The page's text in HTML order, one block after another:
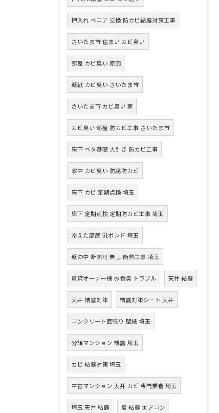
押入れ ベニア 交換 防カビ結露対策工事
さいたま市 住まい カビ臭い
部屋 カビ臭い 原因
壁紙 カビ臭い さいたま市
さいたま市 カビ臭い 家
カビ臭い 部屋 防カビ工事 さいたま市
床下 ベタ基礎 大引き 防カビ工事
家中 カビ臭い 防腐防カビ
床下 カビ 定期点検 埼玉
床下 定期点検 定期防カビ工事 埼玉
冷えた部屋 GLボンド 埼玉
壁の中 断熱材 無し 断熱工事 埼玉
賃貸オーナー様 お香臭 トラブル 天井 結露
天井 結露対策 結露対策シート 天井
コンクリート直張り 壁紙 埼玉
分譲マンション 結露 埼玉
カビ 結露対策 埼玉
中古マンション 天井 カビ 専門業者 埼玉
埼玉 天井 結露 夏 結露 エアコン